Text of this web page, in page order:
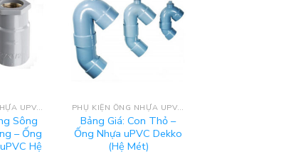
PHỤ KIỆN ỐNG NHỰA UPVC DEKKO
Sông
– Ống
Hệ
PHỤ KIỆN ỐNG NHỰA UPVC DEKKO
Bảng Giá: Con Thỏ –
Ống Nhựa uPVC Dekko
(Hệ Mét)